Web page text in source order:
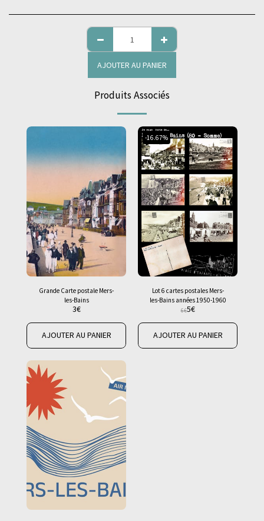
AJOUTER AU PANIER
Produits Associés
Grande Carte postale Mers-
les-Bains
3€
AJOUTER AU PANIER
-16.67%
Lot 6 cartes postales Mers-
les-Bains années 1950-1960
6€5€
AJOUTER AU PANIER